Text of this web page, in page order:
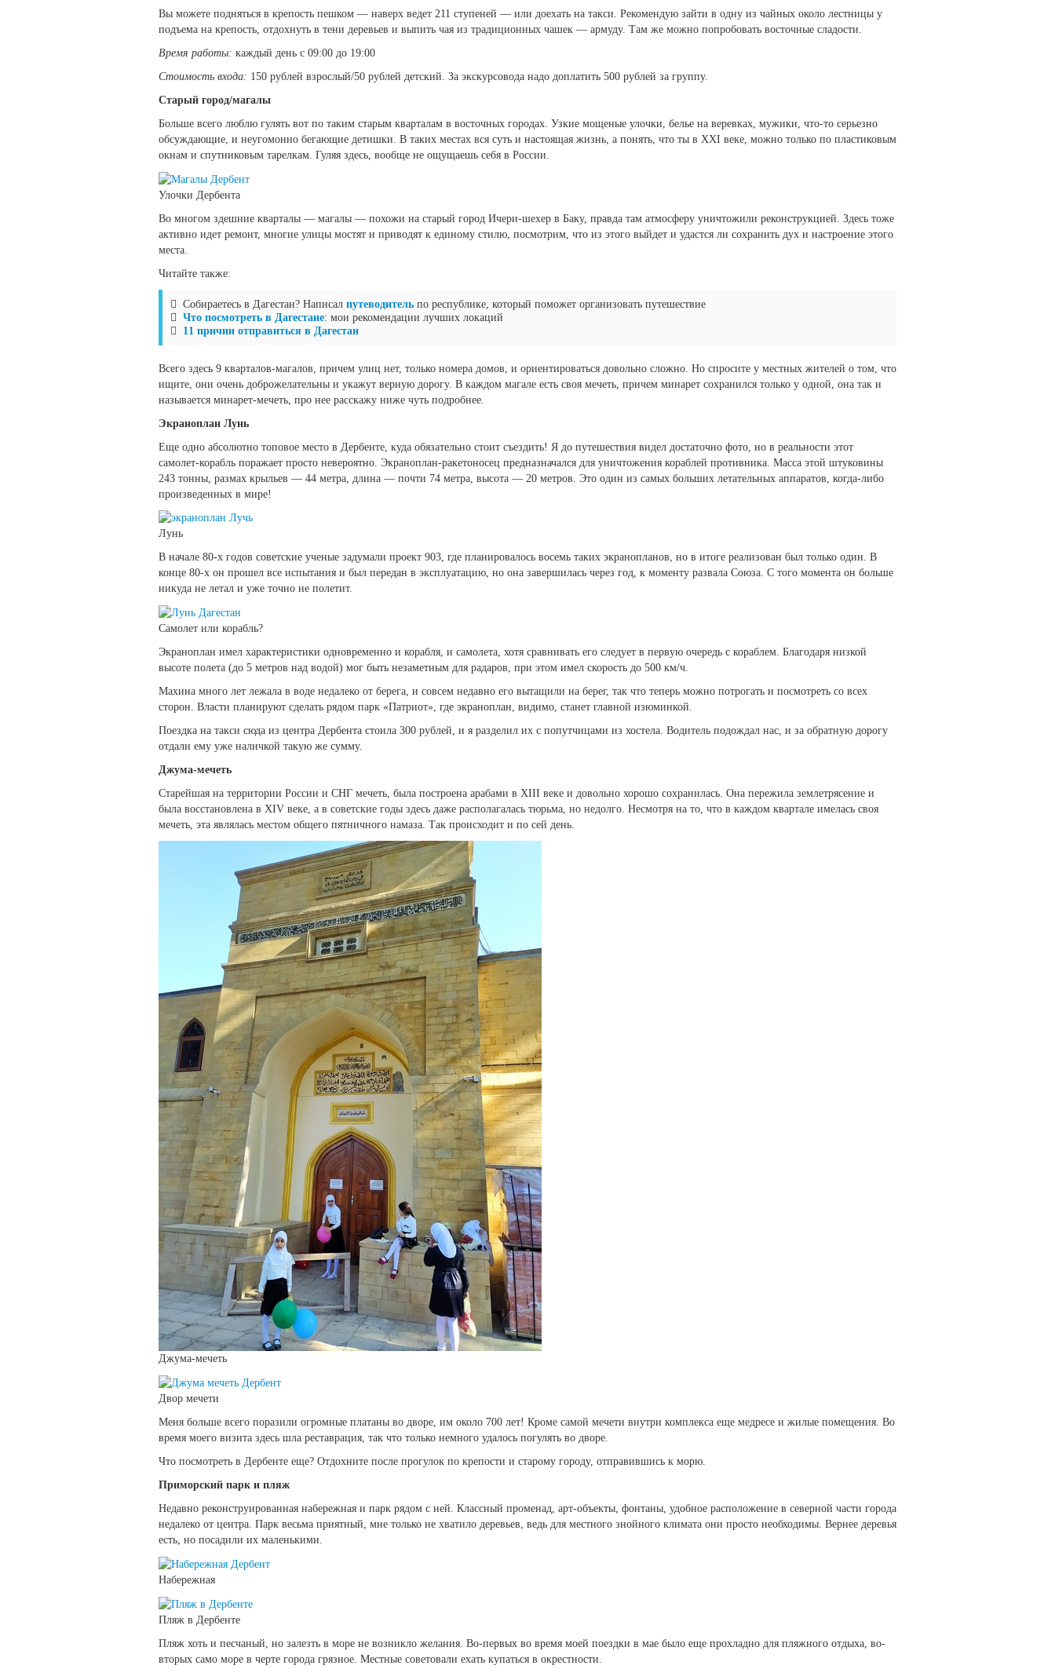
Вы можете подняться в крепость пешком — наверх ведет 211 ступеней — или доехать на такси. Рекомендую зайти в одну из чайных около лестницы у
подъема на крепость, отдохнуть в тени деревьев и выпить чая из традиционных чашек — армуду. Там же можно попробовать восточные сладости.
Время работы: каждый день с 09:00 до 19:00
Стоимость входа: 150 рублей взрослый/50 рублей детский. За экскурсовода надо доплатить 500 рублей за группу.
Старый город/магалы
Больше всего люблю гулять вот по таким старым кварталам в восточных городах. Узкие мощеные улочки, белье на веревках, мужики, что-то серьезно
обсуждающие, и неугомонно бегающие детишки. В таких местах вся суть и настоящая жизнь, а понять, что ты в XXI веке, можно только по пластиковым
окнам и спутниковым тарелкам. Гуляя здесь, вообще не ощущаешь себя в России.
Улочки Дербента
Во многом здешние кварталы — магалы — похожи на старый город Ичери-шехер в Баку, правда там атмосферу уничтожили реконструкцией. Здесь тоже
активно идет ремонт, многие улицы мостят и приводят к единому стилю, посмотрим, что из этого выйдет и удастся ли сохранить дух и настроение этого
места.
Читайте также:
Собираетесь в Дагестан? Написал путеводитель по республике, который поможет организовать путешествие
Что посмотреть в Дагестане: мои рекомендации лучших локаций
11 причин отправиться в Дагестан
Всего здесь 9 кварталов-магалов, причем улиц нет, только номера домов, и ориентироваться довольно сложно. Но спросите у местных жителей о том, что
ищите, они очень доброжелательны и укажут верную дорогу. В каждом магале есть своя мечеть, причем минарет сохранился только у одной, она так и
называется минарет-мечеть, про нее расскажу ниже чуть подробнее.
Экраноплан Лунь
Еще одно абсолютно топовое место в Дербенте, куда обязательно стоит съездить! Я до путешествия видел достаточно фото, но в реальности этот
самолет-корабль поражает просто невероятно. Экраноплан-ракетоносец предназначался для уничтожения кораблей противника. Масса этой штуковины
243 тонны, размах крыльев — 44 метра, длина — почти 74 метра, высота — 20 метров. Это один из самых больших летательных аппаратов, когда-либо
произведенных в мире!
Лунь
В начале 80-х годов советские ученые задумали проект 903, где планировалось восемь таких экранопланов, но в итоге реализован был только один. В
конце 80-х он прошел все испытания и был передан в эксплуатацию, но она завершилась через год, к моменту развала Союза. С того момента он больше
никуда не летал и уже точно не полетит.
Самолет или корабль?
Экраноплан имел характеристики одновременно и корабля, и самолета, хотя сравнивать его следует в первую очередь с кораблем. Благодаря низкой
высоте полета (до 5 метров над водой) мог быть незаметным для радаров, при этом имел скорость до 500 км/ч.
Махина много лет лежала в воде недалеко от берега, и совсем недавно его вытащили на берег, так что теперь можно потрогать и посмотреть со всех
сторон. Власти планируют сделать рядом парк «Патриот», где экраноплан, видимо, станет главной изюминкой.
Поездка на такси сюда из центра Дербента стоила 300 рублей, и я разделил их с попутчицами из хостела. Водитель подождал нас, и за обратную дорогу
отдали ему уже наличкой такую же сумму.
Джума-мечеть
Старейшая на территории России и СНГ мечеть, была построена арабами в XIII веке и довольно хорошо сохранилась. Она пережила землетрясение и
была восстановлена в XIV веке, а в советские годы здесь даже располагалась тюрьма, но недолго. Несмотря на то, что в каждом квартале имелась своя
мечеть, эта являлась местом общего пятничного намаза. Так происходит и по сей день.
Джума-мечеть
Двор мечети
Меня больше всего поразили огромные платаны во дворе, им около 700 лет! Кроме самой мечети внутри комплекса еще медресе и жилые помещения. Во
время моего визита здесь шла реставрация, так что только немного удалось погулять во дворе.
Что посмотреть в Дербенте еще? Отдохните после прогулок по крепости и старому городу, отправившись к морю.
Приморский парк и пляж
Недавно реконструированная набережная и парк рядом с ней. Классный променад, арт-объекты, фонтаны, удобное расположение в северной части города
недалеко от центра. Парк весьма приятный, мне только не хватило деревьев, ведь для местного знойного климата они просто необходимы. Вернее деревья
есть, но посадили их маленькими.
Набережная
Пляж в Дербенте
Пляж хоть и песчаный, но залезть в море не возникло желания. Во-первых во время моей поездки в мае было еще прохладно для пляжного отдыха, во-
вторых само море в черте города грязное. Местные советовали ехать купаться в окрестности.